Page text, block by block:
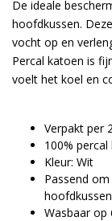
De ideale
hoofdkussen.
vocht op en
Percal katoen is
voelt het koel en
Verpakt per
100% percal
Kleur: Wit
Passend
Wasbaar op